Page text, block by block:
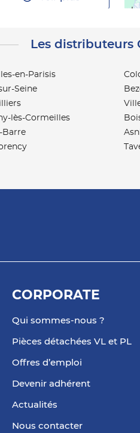
ÉTAGE)
Voir plus
Voir plus
Les distributeurs
en-Parisis
Seine
lès-Cormeilles
Barre
CORPORATE
Qui sommes-nous ?
Pièces détachées VL et PL
Offres d’emploi
Devenir adhérent
Actualités
Nous contacter